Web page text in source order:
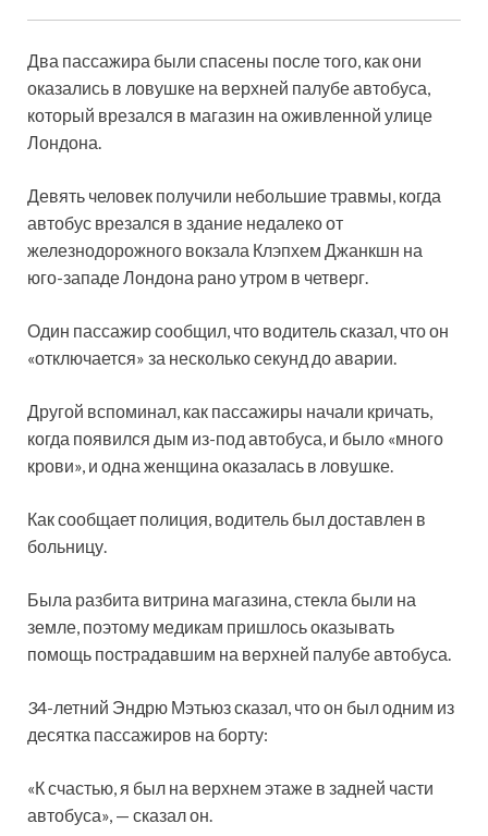
Два пассажира были спасены после того, как они
оказались в ловушке на верхней палубе автобуса,
который врезался в магазин на оживленной улице
Лондона.
Девять человек получили небольшие травмы, когда
автобус врезался в здание недалеко от
железнодорожного вокзала Клэпхем Джанкшн на
юго-западе Лондона рано утром в четверг.
Один пассажир сообщил, что водитель сказал, что он
«отключается» за несколько секунд до аварии.
Другой вспоминал, как пассажиры начали кричать,
когда появился дым из-под автобуса, и было «много
крови», и одна женщина оказалась в ловушке.
Как сообщает полиция, водитель был доставлен в
больницу.
Была разбита витрина магазина, стекла были на
земле, поэтому медикам пришлось оказывать
помощь пострадавшим на верхней палубе автобуса.
34-летний Эндрю Мэтьюз сказал, что он был одним из
десятка пассажиров на борту:
«К счастью, я был на верхнем этаже в задней части
автобуса», — сказал он.